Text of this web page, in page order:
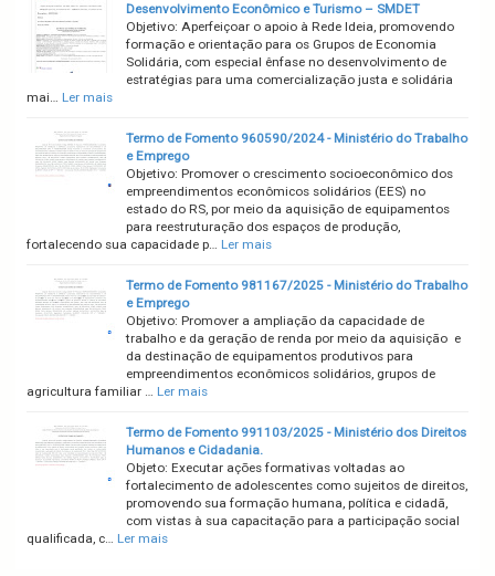
Desenvolvimento Econômico e Turismo – SMDET
Objetivo: Aperfeiçoar o apoio à Rede Ideia, promovendo
formação e orientação para os Grupos de Economia
Solidária, com especial ênfase no desenvolvimento de
estratégias para uma comercialização justa e solidária
mai…
Ler mais
Termo de Fomento 960590/2024 - Ministério do Trabalho
e Emprego
Objetivo: Promover o crescimento socioeconômico dos
empreendimentos econômicos solidários (EES) no
estado do RS, por meio da aquisição de equipamentos
para reestruturação dos espaços de produção,
fortalecendo sua capacidade p…
Ler mais
Termo de Fomento 981167/2025 - Ministério do Trabalho
e Emprego
Objetivo: Promover a ampliação da capacidade de
trabalho e da geração de renda por meio da aquisição e
da destinação de equipamentos produtivos para
empreendimentos econômicos solidários, grupos de
agricultura familiar …
Ler mais
Termo de Fomento 991103/2025 - Ministério dos Direitos
Humanos e Cidadania.
Objeto: Executar ações formativas voltadas ao
fortalecimento de adolescentes como sujeitos de direitos,
promovendo sua formação humana, política e cidadã,
com vistas à sua capacitação para a participação social
qualificada, c…
Ler mais